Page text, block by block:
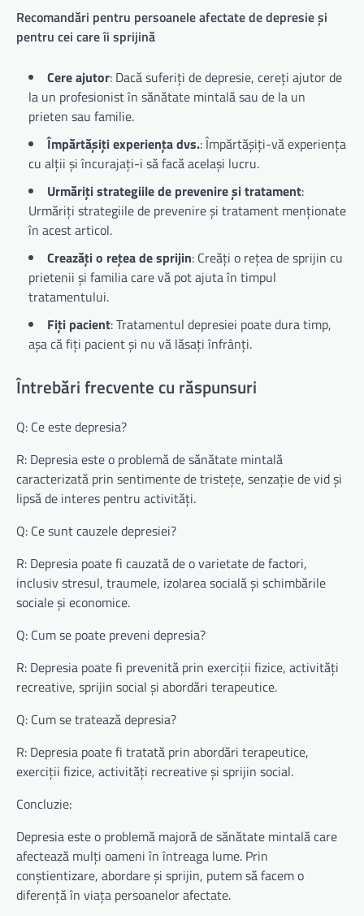
Recomandări pentru persoanele afectate de depresie și
pentru cei care îi sprijină
Cere ajutor: Dacă suferiți de depresie, cereți ajutor de
la un profesionist în sănătate mintală sau de la un
prieten sau familie.
Împărtășiți experiența dvs.: Împărtășiți-vă experiența
cu alții și încurajați-i să facă același lucru.
Urmăriți strategiile de prevenire și tratament:
Urmăriți strategiile de prevenire și tratament menționate
în acest articol.
Creazăți o rețea de sprijin: Creăți o rețea de sprijin cu
prietenii și familia care vă pot ajuta în timpul
tratamentului.
Fiți pacient: Tratamentul depresiei poate dura timp,
așa că fiți pacient și nu vă lăsați înfrânți.
Întrebări frecvente cu răspunsuri
Q: Ce este depresia?
R: Depresia este o problemă de sănătate mintală
caracterizată prin sentimente de tristețe, senzație de vid și
lipsă de interes pentru activități.
Q: Ce sunt cauzele depresiei?
R: Depresia poate fi cauzată de o varietate de factori,
inclusiv stresul, traumele, izolarea socială și schimbările
sociale și economice.
Q: Cum se poate preveni depresia?
R: Depresia poate fi prevenită prin exerciții fizice, activități
recreative, sprijin social și abordări terapeutice.
Q: Cum se tratează depresia?
R: Depresia poate fi tratată prin abordări terapeutice,
exerciții fizice, activități recreative și sprijin social.
Concluzie:
Depresia este o problemă majoră de sănătate mintală care
afectează mulți oameni în întreaga lume. Prin
conștientizare, abordare și sprijin, putem să facem o
diferență în viața persoanelor afectate.